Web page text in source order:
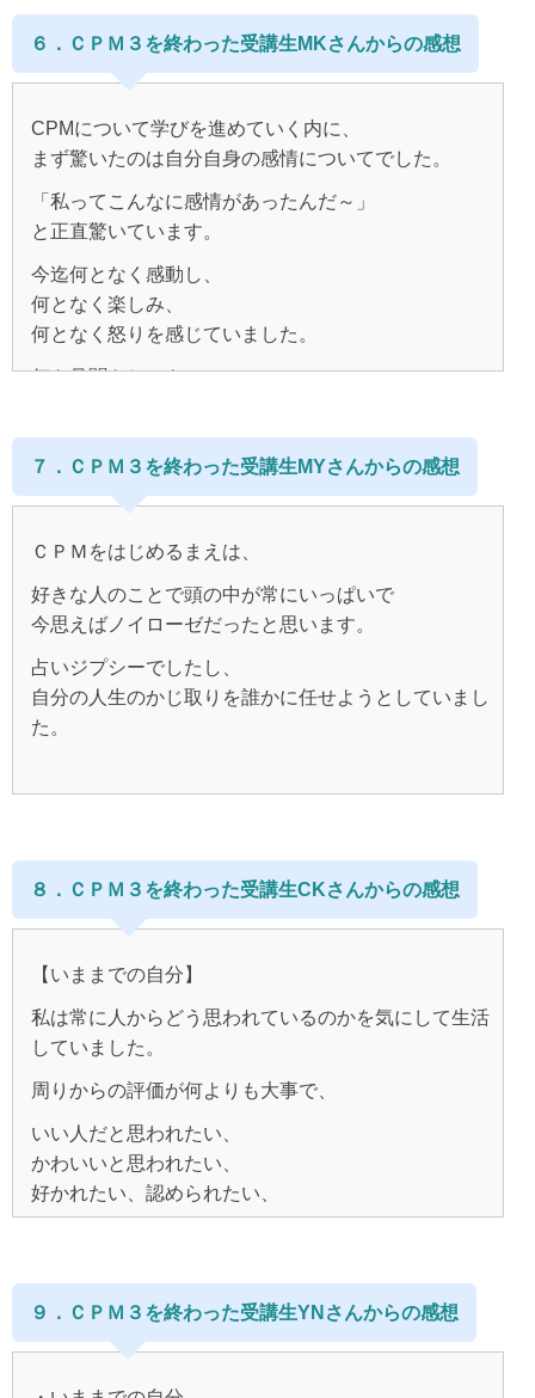
この人はこうゆう人、
私の収入はこれぐらい、
お金の有る無し、
世の中ってこう。
私はあの人よりは上、この人よりは下。。。
とかもうありとあらゆることが
今ここからの思考で全ては変えられるんだ、
ということにとても衝撃を受けました。
１００％自分原因とはそうゆうことなのか、と。
そして今までどれだけ自分の感情に蓋をしていたか。
ポジティブでいなきゃ人生は好転しない。
そう思い込んでいた私にとって
自分のネガティブで攻撃的でブラックな感情を書き出
す事、
た。
手放せば良い。
だんだんと感覚が身に付いてきて、
蓋をする事と手放す事は全く違うんだな。と。
そしてそれさえすればいいし、
強烈に嫌だ！と思うことのなかにこそ、
自分へのメッセージがつまっているんだとわかると、
ネガティブな出来事は
そしてなにより、
目の前でちょうど必要だったロッカーが
ラッキーサインと決めたハンドバッグをもった女性が
偶然、では済まされない、
引き寄せ、を体験すると、
自分の人生は、自分でクリエイトする、
自分で幸せを選んで幸せになる、
そのために生まれてきたのだ、
ということが確信できるようになってきました。
現地点では、
潜在意識をどこまで自分の味方につけるか、がかかっ
雅に、自分の思考に自分の人生の責任がかかっている
ことをひしひしと感じ、
そのため、
逆にナーバスになってしまうことも正直あります。
（そんな必要は全くないこともわかっていなが
ら、、、）
「こんな彼がほしい」と何気に創造していたら、
(京都のひと、デートは横浜、お茶屋などに詳しい、
などかなりマニアックな部分まであたっていまし
た、、)
そして、せっかく現れた夢の男性だったにもかかわら
いつもの思い癖で、
ダメにしてしまいました。
（創造がいつも相手を引き寄せるところで、終わって
ＣＰＭの出会う前までは、
わがままな私を出して生きていってはいけない、
とういう考え方が溶けていきました。
創っていけるというのが本当に嬉しかったのです。
しかし、
CPM１だけでは変わりきれない次の問題が出てきて
堂々巡りになりました。
何度本を読み直しても錯覚が取れきれないのです。
なのでCPM2.3とメールセッションを受ける決意をし
ました。
進めていくと
思考の軸が自分ではなくまだまだ他人にあった
ことを感じました。
そんなことまで私の思考から出来ているんだ！！と驚
何か嫌なことがあれは、
とその人の気持ちを考えて分析していました。
どういう心理からそこまでの行動になるのか
など自分とは全く関係ないという前提で、
他人の行動を分析していたのです。
そうではなくて
自分のどの思考からこの現象が起きているのか、
冷静に考えれるようになっていきました。
そして無駄に傷ついたりすることが無くなっていきま
した。
わがままな自分という錯覚を取り除き、
ゆっくりゆっくり癒していきました。
今考えると、
あの頃はまだマスターコースを受ける時期ではなかっ
たのかもしれません。
最悪の１ヶ月を過ごしました。
ネットで見つけたセラピストさんのセラピーを
受けてみたりもしたのですが、
今ひとつピンと来ないのと、
時間とともに心の傷が癒えてきたことにつれ、
１００％自分原因説をはじめ、
「自分を見つめる」ということをあまり意識しなくな
ワクワクすることばかり企画し、実行しました。
今思うと、
旅行するのにぴったりの相棒２人を
私は出現させていました。
この相棒２人と本当に楽しい１年を過ごしました。
2014年10月頃になり、
どこかにいい人いないかなーと思っていました。
次の彼は、
優しい〇〇人がいいなー（〇〇語を仕事で使うので）
12月になって3月頃知り合いになった〇〇人と
ご飯を食べることになりました。
この人とはそれまでもラインのやり取りはしていて、
ご飯を食べようと話してはいたのですが、
ずっとタイミングがあいませんでした。
12月初旬にやっとご飯が実現しましたが、
す。
「人のせいにする人」
「自分のことを棚に上げて周りに文句をいう人」が大
っ嫌いでした。
アングリーワークをしても、
それが自分へ言いたいことだとは、認めたくありませ
んでした。
わたしはこんなにがんばっているのに！
なんで現実がかわらないの？！
そんないらだちと焦りで、自分原因説が嫌いになりそ
うになり、
あ、現実が変わったな
と思った時期は、ほんとうにオセロの駒がひっくり返
るかのようでした。
CPM３の総復習をしている頃です。
「ある」ものを見ると、わたしはたくさん「ある」
合い方を覚えた頃から
急にフィールドが変わったな、と思いました。
まず自分が現実に振り回されなくなったこと。
いまある現実は、過去の思考の結果で、ここでどんな
感情を選ぶかは自分次第。
自分が作りたい現実へ、周りも変わっていくこと。
仕事で、もっと同僚とうまくコミュニケーションをと
りたいと考えたら
あんなに「愛されたい」と叫んでいたわたしが
いまや周囲の人から、ご飯や飲みに誘われたり、
６．ＣＰＭ３を終わった受講生MKさんからの感想
CPMについて学びを進めていく内に、
まず驚いたのは自分自身の感情についてでした。
「私ってこんなに感情があったんだ～」
と正直驚いています。
今迄何となく感動し、
何となく楽しみ、
何となく怒りを感じていました。
何を見聞きしても
その裏にある損得勘定何かを考えてしまい、
まずは人を疑ってかかっていたように思います。
この前のキムタクのドラマじゃないけども、
皆が仮面を被っているように見えた。
どんなに周りが感動していても、
喜んでいても同じ温度で喜べなかった。
同じ視点で物事をとらえる事が出来なかった。
きっと私と一緒にいても詰まらないだろうし、
「一緒に何かしている」っていう一体感は味わえない
そう思っていました。
いつも何かしていても、
しようとしても「○○がしたい?」ではなく、
「○○がしたいけども、どっちの方法が自分にとって
一番利益があるのか」
そういう基準で物事を判断し、
何かについて心から打ちこんで楽しむ、
めり込むって事が出来てなかった。
いつも自分が不利にならない様に、
逃げ道・第二の道を作って物事に取り組んで来てい
７．ＣＰＭ３を終わった受講生MYさんからの感想
ＣＰＭをはじめるまえは、
好きな人のことで頭の中が常にいっぱいで
今思えばノイローゼだったと思います。
占いジプシーでしたし、
自分の人生のかじ取りを誰かに任せようとしていまし
た。
最後は自分だと思いながらも
占いジプシーに逃げてしまい
そして、
両想いで結婚できると思い込んでいたやさき、
好きな人から思いもよらず振られたことでした。
ＣＰＭをはじめてからすぐ、
わたしは効果があったと思います。
まず、
ＳＮＳや連絡が来ないことに寝ても覚めても
イライラ、不安と不満と嫌われてないかどうかと思っ
８．ＣＰＭ３を終わった受講生CKさんからの感想
【いままでの自分】
私は常に人からどう思われているのかを気にして生活
していました。
周りからの評価が何よりも大事で、
いい人だと思われたい、
かわいいと思われたい、
好かれたい、認められたい、
そのため、人から嫌われないためにと私の中できめた
ルールが非常に多かったです。
怒りを感じてはだめ、
９．ＣＰＭ３を終わった受講生YNさんからの感想